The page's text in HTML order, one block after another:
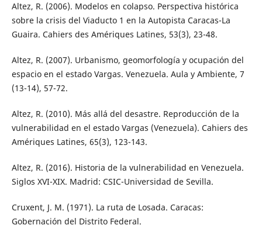
Altez, R. (2006). Modelos en colapso. Perspectiva histórica
sobre la crisis del Viaducto 1 en la Autopista Caracas-La
Guaira. Cahiers des Amériques Latines, 53(3), 23-48.
Altez, R. (2007). Urbanismo, geomorfología y ocupación del
espacio en el estado Vargas. Venezuela. Aula y Ambiente, 7
(13-14), 57-72.
Altez, R. (2010). Más allá del desastre. Reproducción de la
vulnerabilidad en el estado Vargas (Venezuela). Cahiers des
Amériques Latines, 65(3), 123-143.
Altez, R. (2016). Historia de la vulnerabilidad en Venezuela.
Siglos XVI-XIX. Madrid: CSIC-Universidad de Sevilla.
Cruxent, J. M. (1971). La ruta de Losada. Caracas:
Gobernación del Distrito Federal.